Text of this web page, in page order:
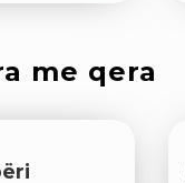
me qera